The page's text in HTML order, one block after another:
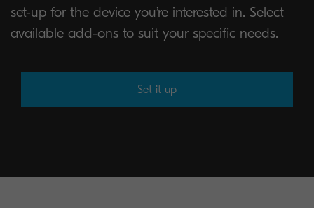
set-up for the device you’re interested in. Select
available add-ons to suit your specific needs.
Set it up